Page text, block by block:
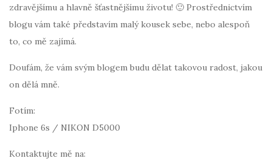
zdravějšímu a hlavně šťastnějšímu životu! 🙂 Prostřednictvím
blogu vám také představím malý kousek sebe, nebo alespoň
to, co mě zajímá.
Doufám, že vám svým blogem budu dělat takovou radost, jakou
on dělá mně.
Fotím:
Iphone 6s / NIKON D5000
Kontaktujte mě na: